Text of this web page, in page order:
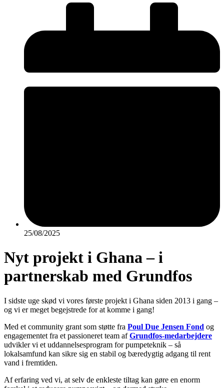
25/08/2025
Nyt projekt i Ghana – i
partnerskab med Grundfos
I sidste uge skød vi vores første projekt i Ghana siden 2013 i gang –
og vi er meget begejstrede for at komme i gang!
Med et community grant som støtte fra Poul Due Jensen Fond og
engagementet fra et passioneret team afGrundfos-medarbejdere
udvikler vi et uddannelsesprogram for pumpeteknik – så
lokalsamfund kan sikre sig en stabil og bæredygtig adgang til rent
vand i fremtiden.
Af erfaring ved vi, at selv de enkleste tiltag kan gøre en enorm